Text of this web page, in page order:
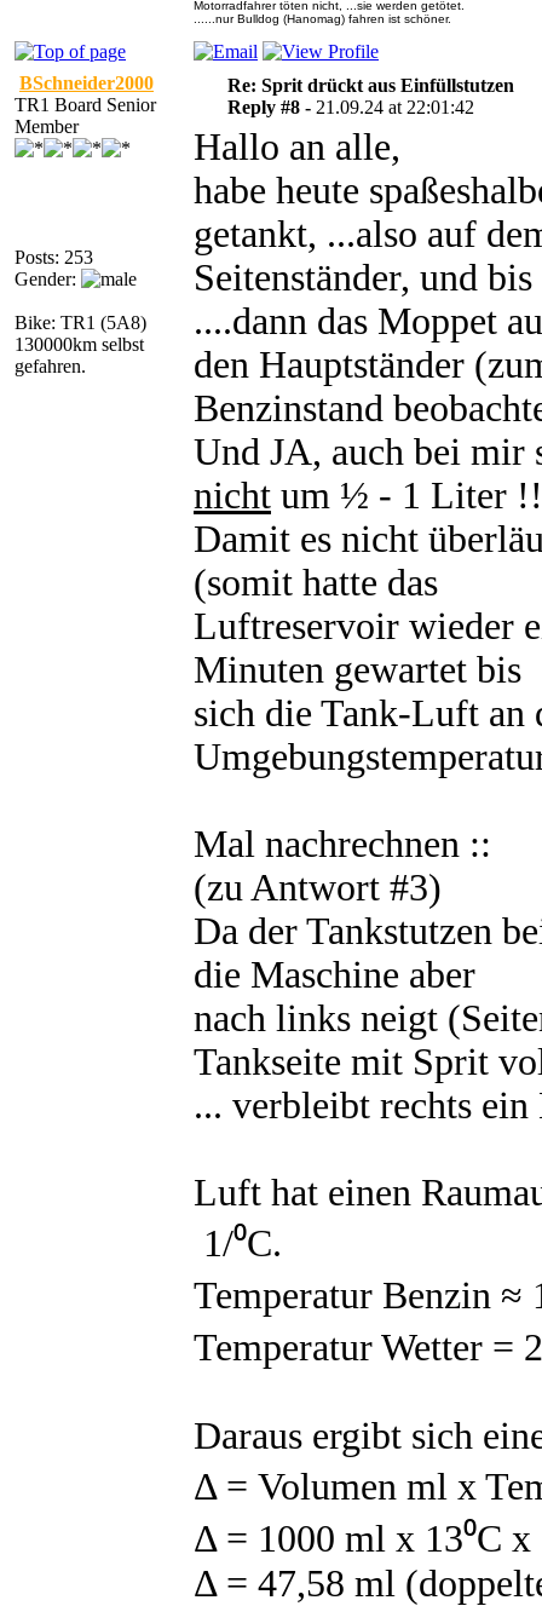
Motorradfahrer töten nicht, ...sie werden getötet.
......nur Bulldog (Hanomag) fahren ist schöner.
BSchneider2000
TR1 Board Senior
Member
Posts: 253
Gender:
Bike: TR1 (5A8)
130000km selbst
gefahren.
Re: Sprit drückt aus Einfüllstutzen
Reply #8 - 21.09.24 at 22:01:42
Hallo an alle,
habe heute
getankt, ...also auf
Seitenständer, und
....dann das Moppet
den Hauptständer
Benzinstand
Und JA, auch bei
nicht um ½ - 1 Liter !!
Damit es nicht
(somit hatte das
Luftreservoir wieder
Minuten gewartet bis
sich die Tank-Luft an
Mal nachrechnen ::
(zu Antwort #3)
Da der Tankstutzen
die Maschine aber
nach links neigt
Tankseite mit Sprit
... verbleibt rechts
Luft hat einen
1/⁰C.
Temperatur Benzin ≈
Temperatur Wetter =
Daraus ergibt sich
Δ = Volumen ml x
Δ = 1000 ml x 13⁰C x
Δ = 47,58 ml